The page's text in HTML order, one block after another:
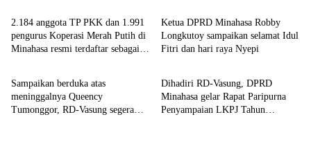
2.184 anggota TP PKK dan 1.991
pengurus Koperasi Merah Putih di
Minahasa resmi terdaftar sebagai
Ketua DPRD Minahasa Robby
Longkutoy sampaikan selamat Idul
Fitri dan hari raya Nyepi
Minahasa
Sampaikan berduka atas
meninggalnya Queency
Tumonggor, RD-Vasung segera
Minahasa
Dihadiri RD-Vasung, DPRD
Minahasa gelar Rapat Paripurna
Penyampaian LKPJ Tahun